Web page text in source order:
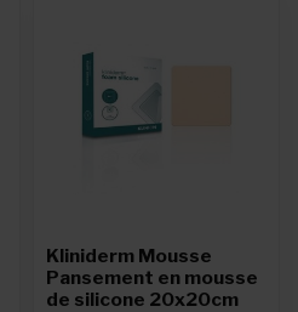
Kliniderm Mousse
Pansement en mousse
de silicone 20x20cm